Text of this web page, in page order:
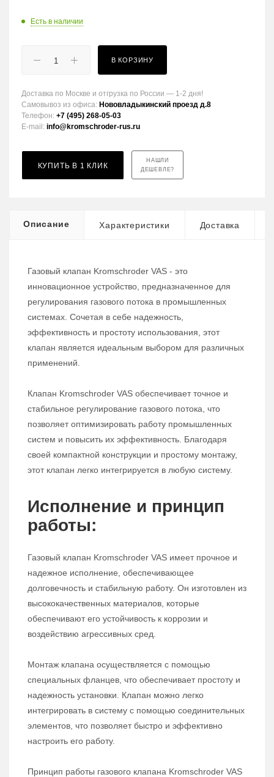
Есть в наличии
В КОРЗИНУ
Доставка по Москве и отгрузка по России — 1-2 дня!
Самовывоз из офиса: Нововладыкинский проезд д.8
Телефон: +7 (495) 268-05-03
E-mail: info@kromschroder-rus.ru
КУПИТЬ В 1 КЛИК
НАШЛИ
ДЕШЕВЛЕ?
Описание Характеристики Доставка
Газовый клапан Kromschroder VAS - это
инновационное устройство, предназначенное для
регулирования газового потока в промышленных
системах. Сочетая в себе надежность,
эффективность и простоту использования, этот
клапан является идеальным выбором для различных
применений.
Клапан Kromschroder VAS обеспечивает точное и
стабильное регулирование газового потока, что
позволяет оптимизировать работу промышленных
систем и повысить их эффективность. Благодаря
своей компактной конструкции и простому монтажу,
этот клапан легко интегрируется в любую систему.
Исполнение и принцип
работы:
Газовый клапан Kromschroder VAS имеет прочное и
надежное исполнение, обеспечивающее
долговечность и стабильную работу. Он изготовлен из
высококачественных материалов, которые
обеспечивают его устойчивость к коррозии и
воздействию агрессивных сред.
Монтаж клапана осуществляется с помощью
специальных фланцев, что обеспечивает простоту и
надежность установки. Клапан можно легко
интегрировать в систему с помощью соединительных
элементов, что позволяет быстро и эффективно
настроить его работу.
Принцип работы газового клапана Kromschroder VAS